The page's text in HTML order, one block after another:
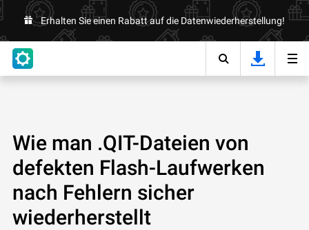
Erhalten Sie einen Rabatt auf die Datenwiederherstellung!
Wie man .QIT-Dateien von
defekten Flash-Laufwerken
nach Fehlern sicher
wiederherstellt